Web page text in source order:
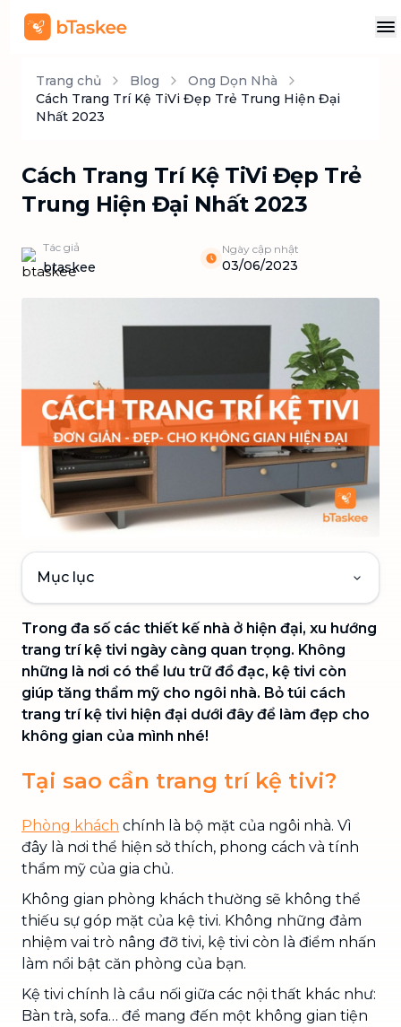
Trang chủ Blog
Ong Dọn Nhà
Cách Trang Trí Kệ TiVi Đẹp Trẻ Trung Hiện Đại
Nhất 2023
Cách Trang Trí Kệ TiVi Đẹp Trẻ
Trung Hiện Đại Nhất 2023
Tác giả
btaskee
Ngày cập nhật
03/06/2023
Mục lục
Trong đa số các thiết kế nhà ở hiện đại, xu hướng
trang trí kệ tivi ngày càng quan trọng. Không
những là nơi có thể lưu trữ đồ đạc, kệ tivi còn
giúp tăng thẩm mỹ cho ngôi nhà. Bỏ túi cách
trang trí kệ tivi hiện đại dưới đây để làm đẹp cho
không gian của mình nhé!
Tại sao cần trang trí kệ tivi?
Phòng khách chính là bộ mặt của ngôi nhà. Vì
đây là nơi thể hiện sở thích, phong cách và tính
thẩm mỹ của gia chủ.
Không gian phòng khách thường sẽ không thể
thiếu sự góp mặt của kệ tivi. Không những đảm
nhiệm vai trò nâng đỡ tivi, kệ tivi còn là điểm nhấn
làm nổi bật căn phòng của bạn.
Kệ tivi chính là cầu nối giữa các nội thất khác như:
Bàn trà, sofa… để mang đến một không gian tiện